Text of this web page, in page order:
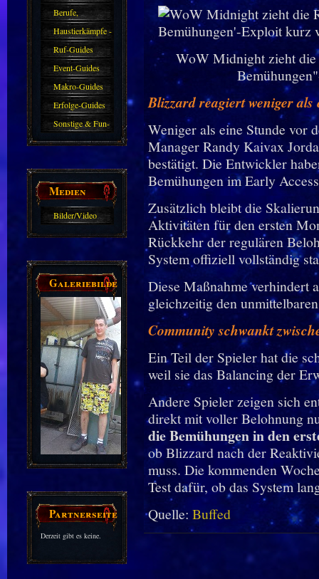
Berufe,
Farmkarten und
Haustiere
Haustierkämpfe -
Guide
Ruf-Guides
Event-Guides
Makro-Guides
Erfolge-Guides
Sonstige & Fun-
Guides
Medien
Bilder/Video
Galeriebilder
Partnerseiten
Derzeit gibt es keine.
WoW Midnight zieht
Blizzard reagiert weniger
Weniger als eine Stunde vor
Manager Randy Kaivax
bestätigt. Die Entwickler
Bemühungen im Early
Zusätzlich bleibt die
Aktivitäten für den ersten
Rückkehr der regulären
System offiziell vollständig
Diese Maßnahme verhindert
gleichzeitig den
Community schwankt
Ein Teil der Spieler hat die
weil sie das Balancing der
Andere Spieler zeigen sich
direkt mit voller Belohnung
die Bemühungen in den
ob Blizzard nach der
muss. Die kommenden
Test dafür, ob das System
Quelle: Buffed